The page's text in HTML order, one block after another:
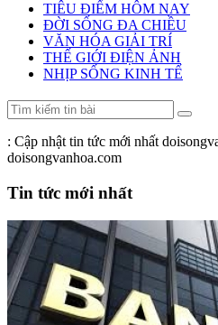
TIÊU ĐIỂM HÔM NAY
ĐỜI SỐNG ĐA CHIỀU
VĂN HÓA GIẢI TRÍ
THẾ GIỚI ĐIỆN ẢNH
NHỊP SỐNG KINH TẾ
: Cập nhật tin tức mới nhất
doisongvanhoa.com
Tin tức mới nhất